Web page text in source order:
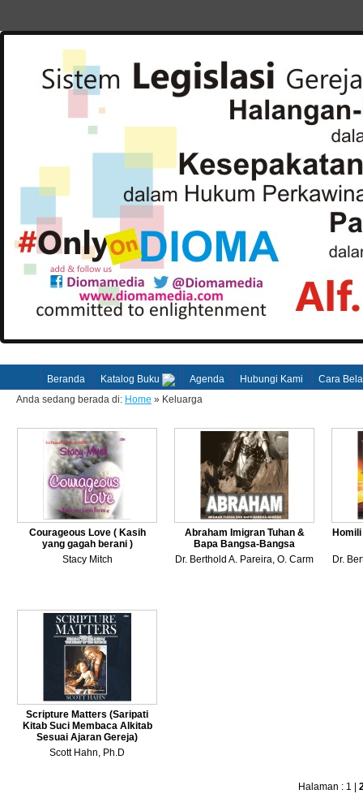
Beranda Katalog Buku Agenda Hubungi Kami
Cara
Anda sedang berada di: Home » Keluarga
Courageous Love ( Kasih
yang gagah berani )
Stacy Mitch
Abraham Imigran Tuhan &
Bapa Bangsa-Bangsa
Dr. Berthold A. Pareira, O. Carm
Dr.
Scripture Matters (Saripati
Kitab Suci Membaca Alkitab
Sesuai Ajaran Gereja)
Scott Hahn, Ph.D
Halaman : 1